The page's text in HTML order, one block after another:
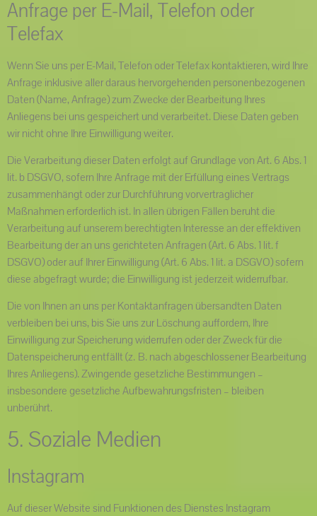
Anfrage per E-Mail, Telefon oder
Telefax
Wenn Sie uns per E-Mail, Telefon oder Telefax kontaktieren, wird Ihre
Anfrage inklusive aller daraus hervorgehenden personenbezogenen
Daten (Name, Anfrage) zum Zwecke der Bearbeitung Ihres
Anliegens bei uns gespeichert und verarbeitet. Diese Daten geben
wir nicht ohne Ihre Einwilligung weiter.
Die Verarbeitung dieser Daten erfolgt auf Grundlage von Art. 6 Abs. 1
lit. b DSGVO, sofern Ihre Anfrage mit der Erfüllung eines Vertrags
zusammenhängt oder zur Durchführung vorvertraglicher
Maßnahmen erforderlich ist. In allen übrigen Fällen beruht die
Verarbeitung auf unserem berechtigten Interesse an der effektiven
Bearbeitung der an uns gerichteten Anfragen (Art. 6 Abs. 1 lit. f
DSGVO) oder auf Ihrer Einwilligung (Art. 6 Abs. 1 lit. a DSGVO) sofern
diese abgefragt wurde; die Einwilligung ist jederzeit widerrufbar.
Die von Ihnen an uns per Kontaktanfragen übersandten Daten
verbleiben bei uns, bis Sie uns zur Löschung auffordern, Ihre
Einwilligung zur Speicherung widerrufen oder der Zweck für die
Datenspeicherung entfällt (z. B. nach abgeschlossener Bearbeitung
Ihres Anliegens). Zwingende gesetzliche Bestimmungen –
insbesondere gesetzliche Aufbewahrungsfristen – bleiben
unberührt.
5. Soziale Medien
Instagram
Auf dieser Website sind Funktionen des Dienstes Instagram